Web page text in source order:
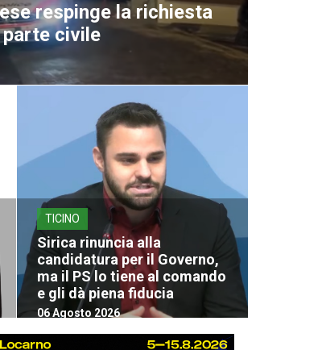
respinge la richiesta
civile
TICINO
Sirica rinuncia alla
candidatura per il Governo,
ma il PS lo tiene al comando
e gli dà piena fiducia
06 Agosto 2026